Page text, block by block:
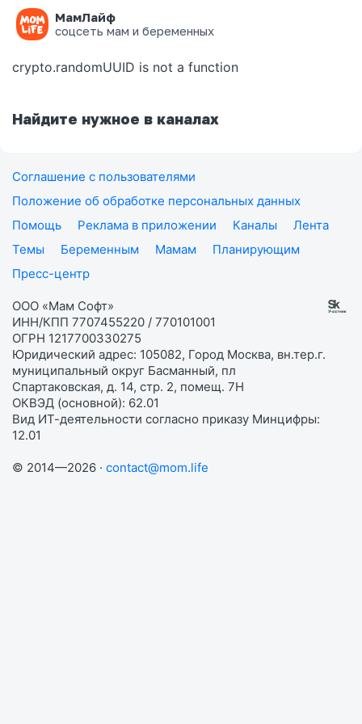
МамЛайф
соцсеть мам и беременных
Ошибка на странице
crypto.randomUUID is not a function
Найдите нужное в каналах
Соглашение с пользователями
Положение об обработке персональных данных
Помощь
Реклама в приложении Каналы
Лента
Темы
Беременным Мамам
Планирующим
Пресс-центр
ООО «Мам Софт»
ИНН/КПП 7707455220 / 770101001
ОГРН 1217700330275
Юридический адрес: 105082, Город Москва, вн.тер.г.
муниципальный округ Басманный, пл
Спартаковская, д. 14, стр. 2, помещ. 7Н
ОКВЭД (основной): 62.01
Вид ИТ-деятельности согласно приказу Минцифры:
12.01
© 2014—2026 · contact@mom.life